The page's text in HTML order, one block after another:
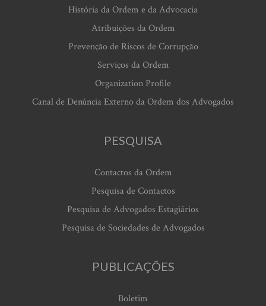
História da Ordem e da Advocacia
Atribuições da Ordem
Prevenção de Riscos de Corrupção
Serviços da Ordem
Organization Profile
Canal de Denúncia Externo da Ordem dos Advogados
PESQUISA
Contactos da Ordem
Pesquisa de Contactos
Pesquisa de Advogados Estagiários
Pesquisa de Sociedades de Advogados
PUBLICAÇÕES
Boletim